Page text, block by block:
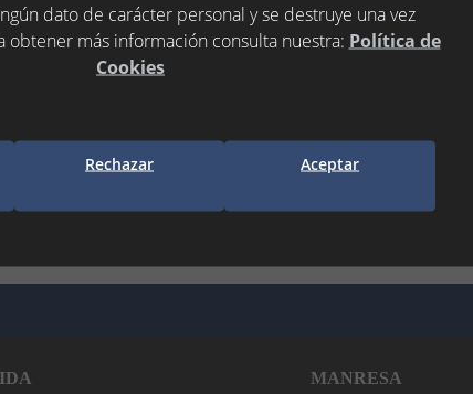
MANRESA
dato de carácter personal y se destruye una vez
obtener más información consulta nuestra: Política de
Cookies
Rechazar Aceptar